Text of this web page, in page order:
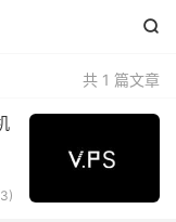

共 1 篇文章
3)